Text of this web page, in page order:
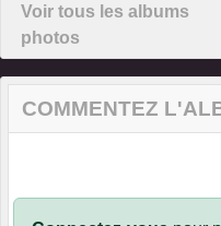
Voir tous les albums
photos
COMMENTEZ